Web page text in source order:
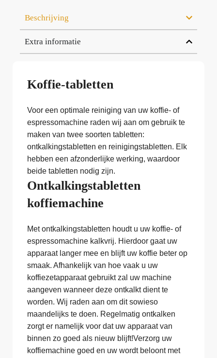
Beschrijving
Extra informatie
Koffie-tabletten
Voor een optimale reiniging van uw koffie- of
espressomachine raden wij aan om gebruik te
maken van twee soorten tabletten:
ontkalkingstabletten en reinigingstabletten. Elk
hebben een afzonderlijke werking, waardoor
beide tabletten nodig zijn.
Ontkalkingstabletten
koffiemachine
Met ontkalkingstabletten houdt u uw koffie- of
espressomachine kalkvrij. Hierdoor gaat uw
apparaat langer mee en blijft uw koffie beter op
smaak. Afhankelijk van hoe vaak u uw
koffiezetapparaat gebruikt zal uw machine
aangeven wanneer deze ontkalkt dient te
worden. Wij raden aan om dit sowieso
maandelijks te doen. Regelmatig ontkalken
zorgt er namelijk voor dat uw apparaat van
binnen zo goed als nieuw blijft!Verzorg uw
koffiemachine goed en uw wordt beloont met